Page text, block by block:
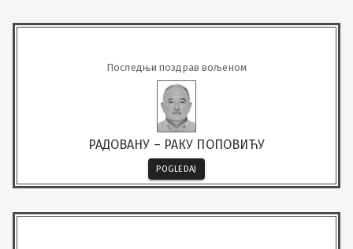
Последњи поздрав вољеном
РАДОВАНУ – РАКУ ПОПОВИЋУ
POGLEDAJ